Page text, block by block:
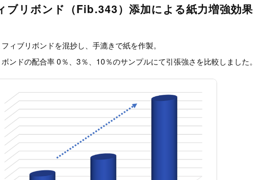
ブリボンド（Fib.343）添加による紙力増強効果
ィブリボンドを混抄し、手漉きで紙を作製。
ンドの配合率 0％、3％、10％のサンプルにて引張強さを比較しました。